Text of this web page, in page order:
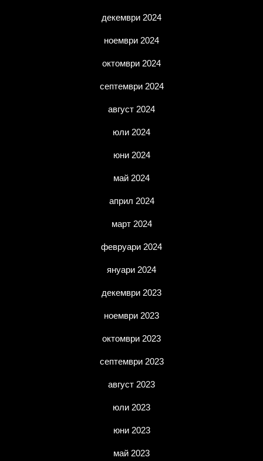
декември 2024
ноември 2024
октомври 2024
септември 2024
август 2024
юли 2024
юни 2024
май 2024
април 2024
март 2024
февруари 2024
януари 2024
декември 2023
ноември 2023
октомври 2023
септември 2023
август 2023
юли 2023
юни 2023
май 2023